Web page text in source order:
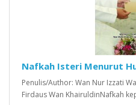
Nafkah Isteri Menurut
Penulis/Author: Wan Nur Izzati
Firdaus Wan KhairuldinNafkah